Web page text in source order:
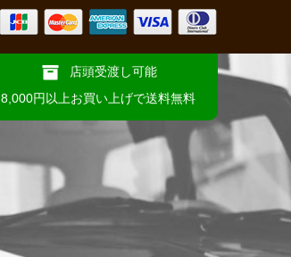
店頭受渡し可能
8,000円以上お買い上げで送料無料